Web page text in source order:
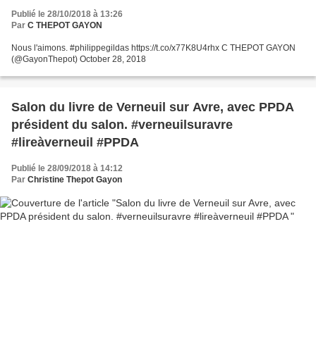
Publié le 28/10/2018 à 13:26
Par C THEPOT GAYON
Nous l'aimons. #philippegildas https://t.co/x77K8U4rhx C THEPOT GAYON
(@GayonThepot) October 28, 2018
Salon du livre de Verneuil sur Avre, avec PPDA
président du salon. #verneuilsuravre
#lireàverneuil #PPDA
Publié le 28/09/2018 à 14:12
Par Christine Thepot Gayon